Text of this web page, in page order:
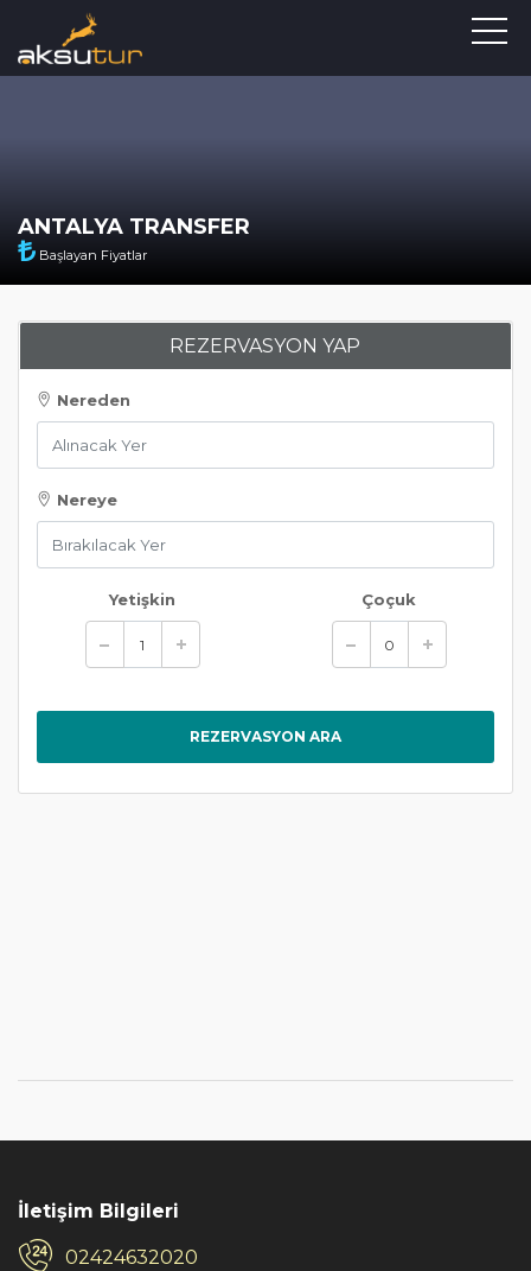
ANTALYA TRANSFER
Başlayan Fiyatlar
REZERVASYON YAP
Nereden
Nereye
Yetişkin Çoçuk
İletişim Bilgileri
02424632020